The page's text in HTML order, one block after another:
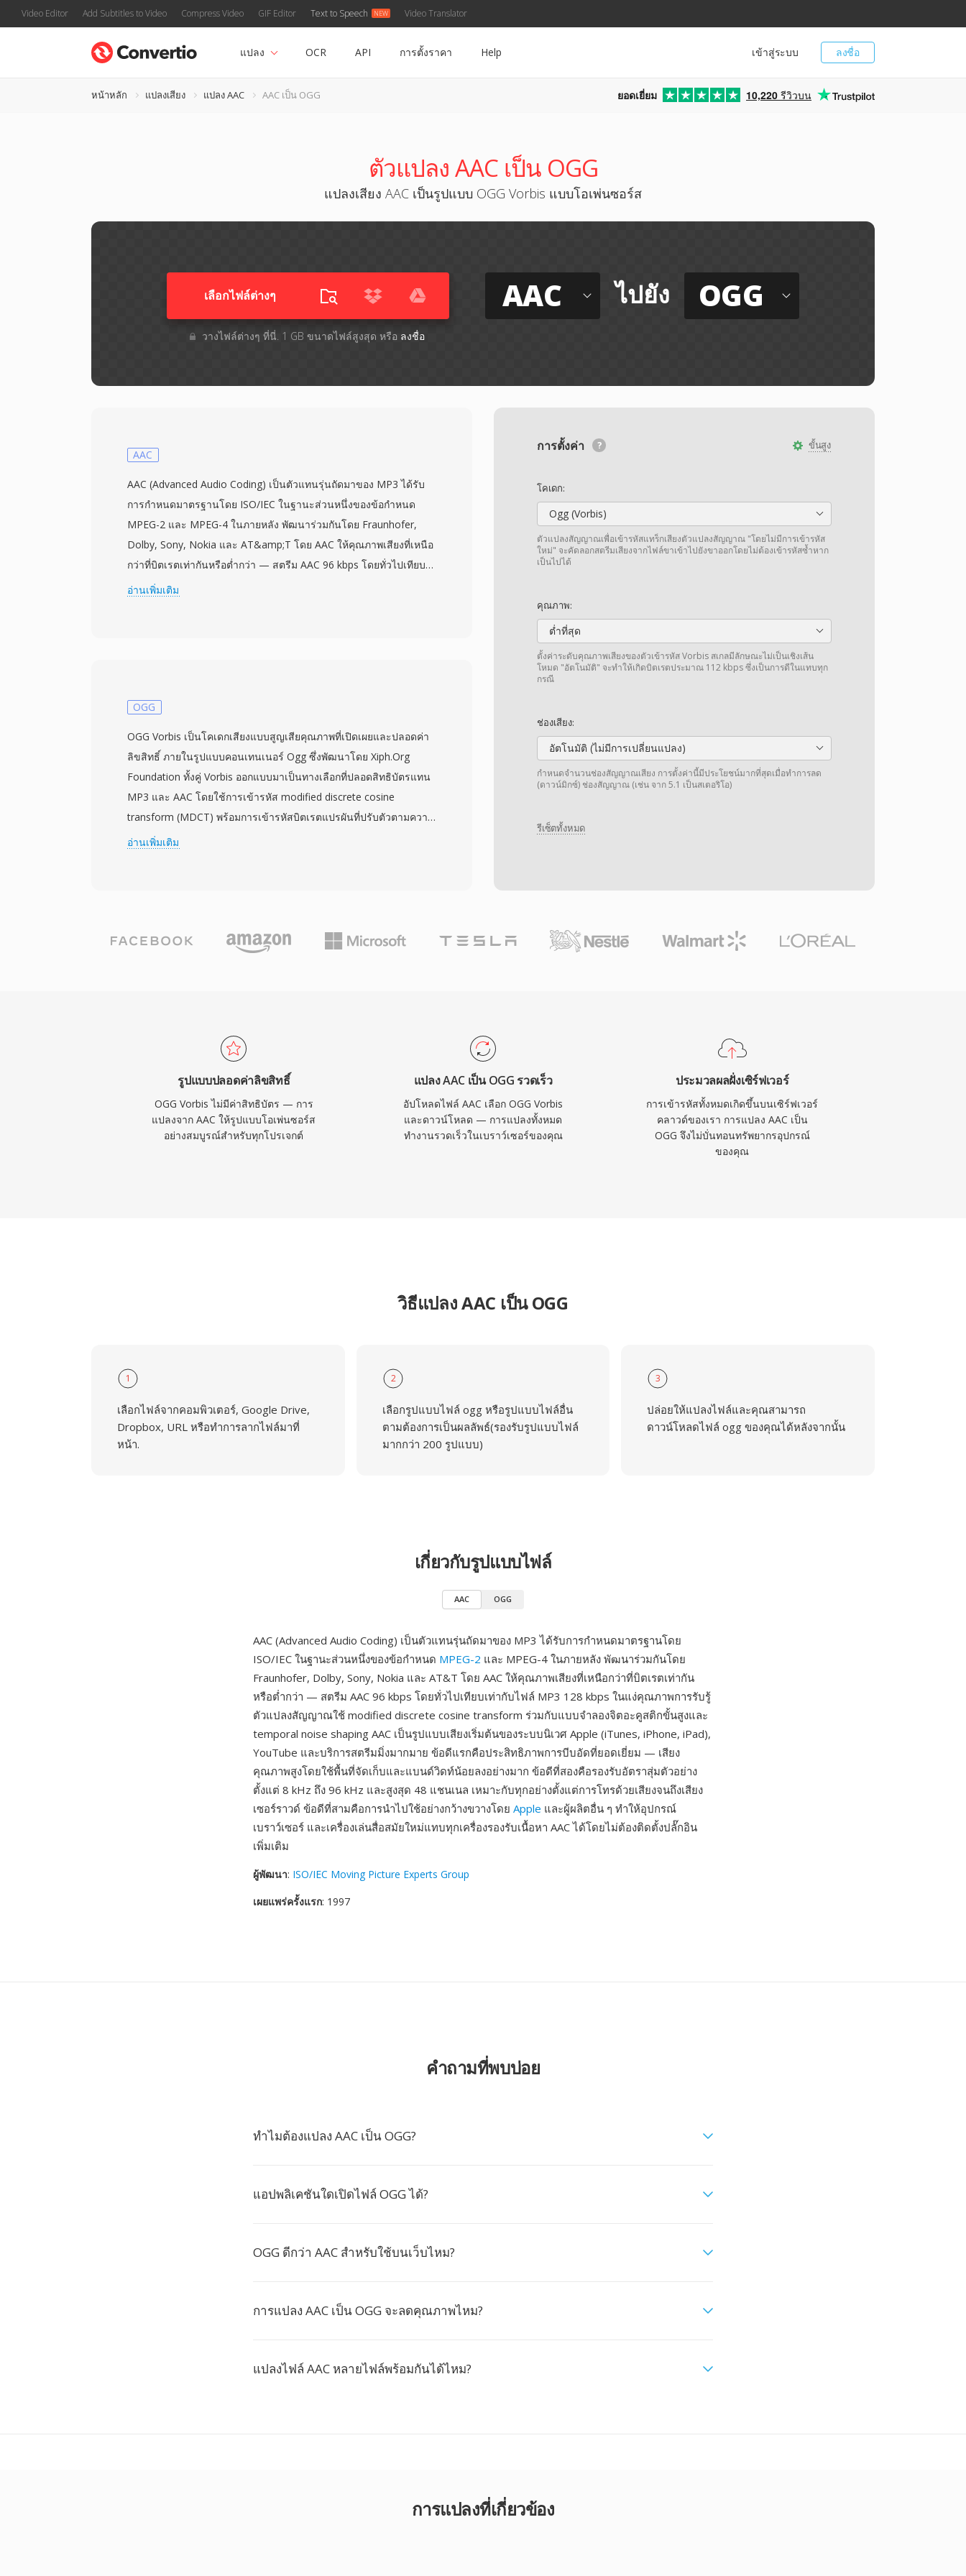
Video Editor Add Subtitles to Video Compress Video GIF Editor Text to Speech Video Translator
ลงชื่อ
เข้าสู่ระบบ
แปลง OCR API การตั้งราคา Help
หน้าหลัก แปลงเสียง แปลง AAC AAC เป็น OGG ยอดเยี่ยม 10,220 รีวิวบน
ตัวแปลง AAC เป็น OGG
แปลงเสียง AAC เป็นรูปแบบ OGG Vorbis แบบโอเพ่นซอร์ส
เลือกไฟล์ต่างๆ​
วางไฟล์ต่างๆ​ ที่นี่. 1 GB ขนาดไฟล์สูงสุด หรือ ลงชื่อ
AAC ไปยัง OGG
ขั้นสูง
การตั้งค่า
โคเดก:
Ogg (Vorbis)
ตัวแปลงสัญญาณเพื่อเข้ารหัสแทร็กเสียงตัวแปลงสัญญาณ "โดยไม่มีการเข้ารหัส
ใหม่" จะคัดลอกสตรีมเสียงจากไฟล์ขาเข้าไปยังขาออกโดยไม่ต้องเข้ารหัสซ้ำหาก
เป็นไปได้
คุณภาพ:
ต่ำที่สุด
ตั้งค่าระดับคุณภาพเสียงของตัวเข้ารหัส Vorbis สเกลมีลักษณะไม่เป็นเชิงเส้น
โหมด "อัตโนมัติ" จะทำให้เกิดบิตเรตประมาณ 112 kbps ซึ่งเป็นการดีในแทบทุก
กรณี
ช่องเสียง:
อัตโนมัติ (ไม่มีการเปลี่ยนแปลง)
กำหนดจำนวนช่องสัญญาณเสียง การตั้งค่านี้มีประโยชน์มากที่สุดเมื่อทำการลด
(ดาวน์มิกซ์) ช่องสัญญาณ (เช่น จาก 5.1 เป็นสเตอริโอ)
รีเซ็ตทั้งหมด
AAC
AAC (Advanced Audio Coding) เป็นตัวแทนรุ่นถัดมาของ MP3 ได้รับ
การกำหนดมาตรฐานโดย ISO/IEC ในฐานะส่วนหนึ่งของข้อกำหนด
MPEG-2 และ MPEG-4 ในภายหลัง พัฒนาร่วมกันโดย Fraunhofer,
Dolby, Sony, Nokia และ AT&amp;T โดย AAC ให้คุณภาพเสียงที่เหนือ
กว่าที่บิตเรตเท่ากันหรือต่ำกว่า — สตรีม AAC 96 kbps โดยทั่วไปเทียบ
เท่ากับไฟล์ MP3 128 kbps ในแง่คุณภาพการรับรู้ ตัวแปลงสัญญาณใช้
รองรับอัตราสุ่มตัวอย่างตั้งแต่ 8 kHz ถึง 96 kHz และสูงสุด 48 แชนเนล
สามคือการนำไปใช้อย่างกว้างขวางโดย Apple และผู้ผลิตอื่น ๆ ทำให้
อุปกรณ์ เบราว์เซอร์ และเครื่องเล่นสื่อสมัยใหม่แทบทุกเครื่องรองรับ
เนื้อหา AAC ได้โดยไม่ต้องติดตั้งปลั๊กอินเพิ่มเติม
อ่านเพิ่มเติม
OGG
OGG Vorbis เป็นโคเดกเสียงแบบสูญเสียคุณภาพที่เปิดเผยและปลอดค่า
ลิขสิทธิ์ ภายในรูปแบบคอนเทนเนอร์ Ogg ซึ่งพัฒนาโดย Xiph.Org
Foundation ทั้งคู่ Vorbis ออกแบบมาเป็นทางเลือกที่ปลอดสิทธิบัตรแทน
MP3 และ AAC โดยใช้การเข้ารหัส modified discrete cosine
transform (MDCT) พร้อมการเข้ารหัสบิตเรตแปรผันที่ปรับตัวตามความ
ซับซ้อนของสัญญาณในแต่ละเฟรม การทดสอบฟังแบบบอดได้แสดงให้
เด่นคือการไม่มีค่าธรรมเนียมลิขสิทธิ์อย่างสิ้นเชิง — นักพัฒนาเกม
แพลตฟอร์มสตรีมมิง และผู้ผลิตฮาร์ดแวร์สามารถนำ Vorbis ไปใช้ได้
เกมที่พื้นที่จัดเก็บมีจำกัดและเอฟเฟกต์เสียงนับพันต้องแข่งกันใช้พื้นที่
VLC, Firefox, Chrome และ Android ทั้งหมดรองรับการถอดรหัส Vorbis
อ่านเพิ่มเติม
รูปแบบปลอดค่าลิขสิทธิ์
OGG Vorbis ไม่มีค่าสิทธิบัตร — การ
แปลงจาก AAC ให้รูปแบบโอเพ่นซอร์ส
อย่างสมบูรณ์สำหรับทุกโปรเจกต์
แปลง AAC เป็น OGG รวดเร็ว
อัปโหลดไฟล์ AAC เลือก OGG Vorbis
และดาวน์โหลด — การแปลงทั้งหมด
ทำงานรวดเร็วในเบราว์เซอร์ของคุณ
ประมวลผลฝั่งเซิร์ฟเวอร์
การเข้ารหัสทั้งหมดเกิดขึ้นบนเซิร์ฟเวอร์
คลาวด์ของเรา การแปลง AAC เป็น
OGG จึงไม่บั่นทอนทรัพยากรอุปกรณ์
ของคุณ
วิธีแปลง AAC เป็น OGG
1
เลือกไฟล์จากคอมพิวเตอร์, Google Drive,
Dropbox, URL หรือทำการลากไฟล์มาที่
หน้า.
2
เลือกรูปแบบไฟล์ ogg หรือรูปแบบไฟล์อื่น
ตามต้องการเป็นผลลัพธ์(รองรับรูปแบบไฟล์
มากกว่า 200 รูปแบบ)
3
ปล่อยให้แปลงไฟล์และคุณสามารถ
ดาวน์โหลดไฟล์ ogg ของคุณได้หลังจากนั้น
เกี่ยวกับรูปแบบไฟล์
AAC OGG
AAC (Advanced Audio Coding) เป็นตัวแทนรุ่นถัดมาของ MP3 ได้รับการกำหนดมาตรฐานโดย
ISO/IEC ในฐานะส่วนหนึ่งของข้อกำหนด MPEG-2 และ MPEG-4 ในภายหลัง พัฒนาร่วมกันโดย
Fraunhofer, Dolby, Sony, Nokia และ AT&T โดย AAC ให้คุณภาพเสียงที่เหนือกว่าที่บิตเรตเท่ากัน
หรือต่ำกว่า — สตรีม AAC 96 kbps โดยทั่วไปเทียบเท่ากับไฟล์ MP3 128 kbps ในแง่คุณภาพการรับรู้
ตัวแปลงสัญญาณใช้ modified discrete cosine transform ร่วมกับแบบจำลองจิตอะคูสติกขั้นสูงและ
temporal noise shaping AAC เป็นรูปแบบเสียงเริ่มต้นของระบบนิเวศ Apple (iTunes, iPhone, iPad),
YouTube และบริการสตรีมมิ่งมากมาย ข้อดีแรกคือประสิทธิภาพการบีบอัดที่ยอดเยี่ยม — เสียง
คุณภาพสูงโดยใช้พื้นที่จัดเก็บและแบนด์วิดท์น้อยลงอย่างมาก ข้อดีที่สองคือรองรับอัตราสุ่มตัวอย่าง
ตั้งแต่ 8 kHz ถึง 96 kHz และสูงสุด 48 แชนเนล เหมาะกับทุกอย่างตั้งแต่การโทรด้วยเสียงจนถึงเสียง
เซอร์ราวด์ ข้อดีที่สามคือการนำไปใช้อย่างกว้างขวางโดย Apple และผู้ผลิตอื่น ๆ ทำให้อุปกรณ์
เบราว์เซอร์ และเครื่องเล่นสื่อสมัยใหม่แทบทุกเครื่องรองรับเนื้อหา AAC ได้โดยไม่ต้องติดตั้งปลั๊กอิน
เพิ่มเติม
ผู้พัฒนา: ISO/IEC Moving Picture Experts Group
เผยแพร่ครั้งแรก: 1997
คำถามที่พบบ่อย
ทำไมต้องแปลง AAC เป็น OGG?
แอปพลิเคชันใดเปิดไฟล์ OGG ได้?
OGG ดีกว่า AAC สำหรับใช้บนเว็บไหม?
การแปลง AAC เป็น OGG จะลดคุณภาพไหม?
แปลงไฟล์ AAC หลายไฟล์พร้อมกันได้ไหม?
การแปลงที่เกี่ยวข้อง